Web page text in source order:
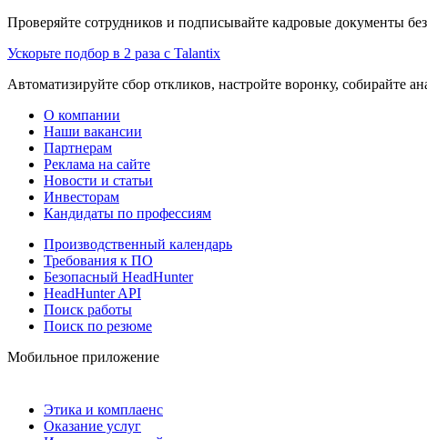
Проверяйте сотрудников и подписывайте кадровые документы
Ускорьте подбор в 2 раза с Talantix
Автоматизируйте сбор откликов, настройте воронку, собирайте
О компании
Наши вакансии
Партнерам
Реклама на сайте
Новости и статьи
Инвесторам
Кандидаты по профессиям
Производственный календарь
Требования к ПО
Безопасный HeadHunter
HeadHunter API
Поиск работы
Поиск по резюме
Мобильное приложение
Этика и комплаенс
Оказание услуг